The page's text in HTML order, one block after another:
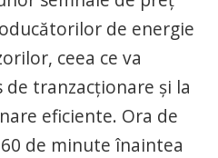
de energie
ceea ce va
de tranzacționare și la
eficiente. Ora de
de minute înaintea